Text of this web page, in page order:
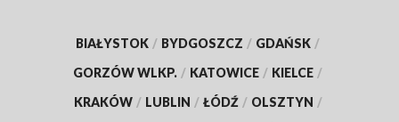
BIAŁYSTOK / BYDGOSZCZ / GDAŃSK /
GORZÓW WLKP. / KATOWICE / KIELCE /
KRAKÓW / LUBLIN / ŁÓDŹ / OLSZTYN /